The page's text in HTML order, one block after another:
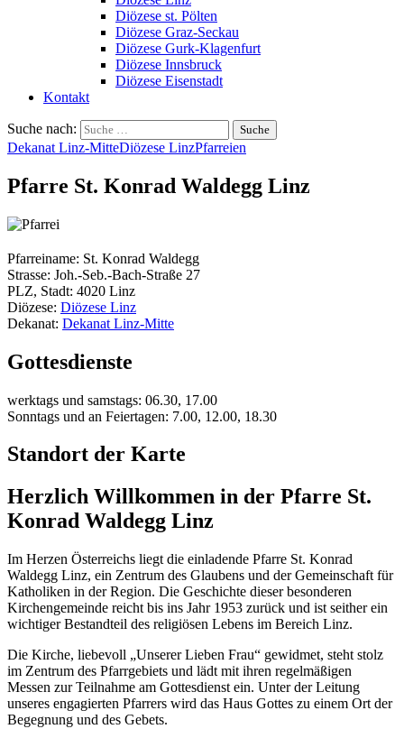
Diözese st. Pölten
Diözese Graz-Seckau
Diözese Gurk-Klagenfurt
Diözese Innsbruck
Diözese Eisenstadt
Kontakt
Suche nach:
Dekanat Linz-MitteDiözese LinzPfarreien
Pfarre St. Konrad Waldegg Linz
Pfarreiname: St. Konrad Waldegg
Strasse: Joh.-Seb.-Bach-Straße 27
PLZ, Stadt: 4020 Linz
Diözese: Diözese Linz
Dekanat: Dekanat Linz-Mitte
Gottesdienste
werktags und samstags: 06.30, 17.00
Sonntags und an Feiertagen: 7.00, 12.00, 18.30
Standort der Karte
Herzlich Willkommen in der Pfarre St.
Konrad Waldegg Linz
Im Herzen Österreichs liegt die einladende Pfarre St. Konrad
Waldegg Linz, ein Zentrum des Glaubens und der Gemeinschaft für
Katholiken in der Region. Die Geschichte dieser besonderen
Kirchengemeinde reicht bis ins Jahr 1953 zurück und ist seither ein
wichtiger Bestandteil des religiösen Lebens im Bereich Linz.
Die Kirche, liebevoll „Unserer Lieben Frau“ gewidmet, steht stolz
im Zentrum des Pfarrgebiets und lädt mit ihren regelmäßigen
Messen zur Teilnahme am Gottesdienst ein. Unter der Leitung
unseres engagierten Pfarrers wird das Haus Gottes zu einem Ort der
Begegnung und des Gebets.